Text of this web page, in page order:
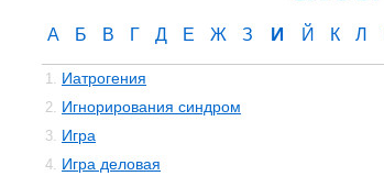
А Б В Г Д Е Ж З И Й К Л
1. Иатрогения
2. Игнорирования синдром
3. Игра
4. Игра деловая